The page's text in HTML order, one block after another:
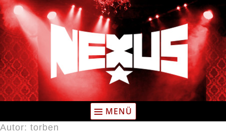
Zum
Inhalt
springen
MENÜ
Autor: torben